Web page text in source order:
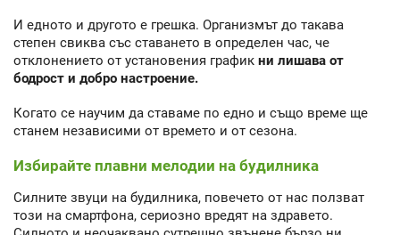
И едното и другото е грешка. Организмът до такава
степен свиква със ставането в определен час, че
отклонението от установения график ни лишава от
бодрост и добро настроение.
Когато се научим да ставаме по едно и също време ще
станем независими от времето и от сезона.
Избирайте плавни мелодии на будилника
Силните звуци на будилника, повечето от нас ползват
този на смартфона, сериозно вредят на здравето.